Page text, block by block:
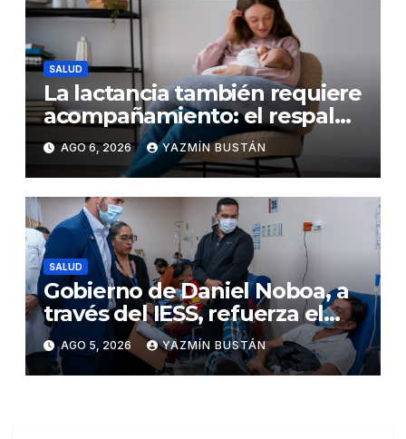
SALUD
La lactancia también requiere
acompañamiento: el respaldo
que necesitan la madre y el
bebé
AGO 6, 2026 YAZMÍN BUSTÁN
SALUD
Gobierno de Daniel Noboa, a
través del IESS, refuerza el
abastecimiento de insulina
en 86 establecimientos de
salud
AGO 5, 2026 YAZMÍN BUSTÁN